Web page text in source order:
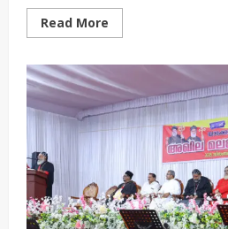
Read More
more
പുരസ്‌കാരം
കര്‍ദിനാള്‍
മോര്‍
ബസ്സേലിയോസ്
ക്ലീമിസ്
കാതോലിക്ക
ബാവായ്ക്ക്
സമര്‍പ്പിച്ചു